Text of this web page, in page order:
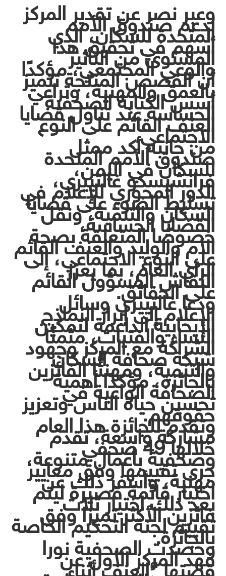
وعبر نصر عن تقدير المركز
لدعم صندوق الأمم
المتحدة للسكان، الذي
أسهم في تحقيق هذا
المستوى من التأثير
والوعي المجتمعي، مؤكدًا
أن القصص المنتجة تتميز
بالعمق والمهنية، وتراعي
أسس الكتابة الصحفية
الحساسة عند تناول قضايا
العنف القائم على النوع
الاجتماعي.
من جانبه أكد ممثل
صندوق الأمم المتحدة
للسكان في اليمن،
فرانشيسكو غالتييري،
الدور المحوري للإعلام في
تسليط الضوء على قضايا
السكان والتنمية، ونقل
القضايا الحساسة،
خصوصًا المتعلقة بصحة
الأم والوليد والعنف القائم
على النوع الاجتماعي، إلى
الرأي العام، بما يعزز
النقاش المسؤول القائم
على الحقائق.
ودعا غالتييري وسائل
الإعلام إلى إبراز النماذج
الإيجابية الداعمة لتمكين
النساء والفتيات، مثمنًا
الشراكة مع المركز وجهود
شبكة صحافة السكان
والتنمية، ومهنئًا الفائزين
بالجائزة، مؤكدًا أهمية
الصحافة الواعية في
تحسين حياة الناس وتعزيز
حقوقهم.
وتقدم للجائزة هذا العام
مشاركة واسعة، تقدم
خلالها 49 صحفي
وصحفية بأعمال متنوعة،
جرى تقييمها وفق معايير
مهنية، وأسفر ذلك عن
اختيار قائمة قصيرة ليتم
بعد ذلك اختيار ثلاث
فائزين الأكثر تميزا وفق
تقييم لجنة التحكيم الخاصة
بالجائزة.
وحصدت الصحفية نورا
فهد المركز الأول عن